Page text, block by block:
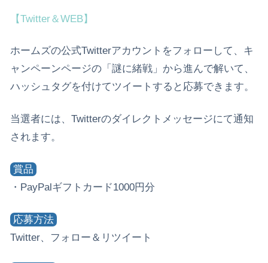
【Twitter＆WEB】
ホームズの公式Twitterアカウントをフォローして、キ
ャンペーンページの「謎に緒戦」から進んで解いて、
ハッシュタグを付けてツイートすると応募できます。
当選者には、Twitterのダイレクトメッセージにて通知
されます。
賞品
・PayPalギフトカード1000円分
応募方法
Twitter、フォロー＆リツイート